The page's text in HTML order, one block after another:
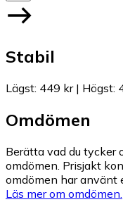
Stabil
Lägst: 449 kr| Högst:
Omdömen
Berätta vad du tycker
omdömen. Prisjakt
omdömen har använt
Läs mer om omdömen.